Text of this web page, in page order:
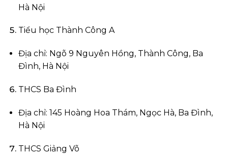
Hà Nội
Tiểu học Thành Công A
Địa chỉ: Ngõ 9 Nguyên Hồng, Thành Công, Ba
Đình, Hà Nội
THCS Ba Đình
Địa chỉ: 145 Hoàng Hoa Thám, Ngọc Hà, Ba Đình,
Hà Nội
THCS Giảng Võ